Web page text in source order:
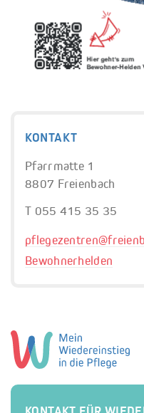
KONTAKT
Pfarrmatte 1
8807 Freienbach
T 055 415 35 35
pflegezentren@
Bewohnerhelden